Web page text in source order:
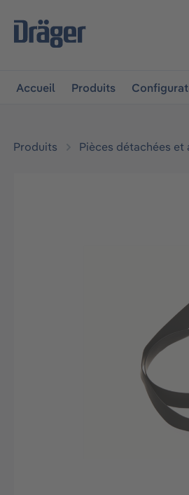
à la navigation principale
Accueil Produits
Produits Pièces détachées